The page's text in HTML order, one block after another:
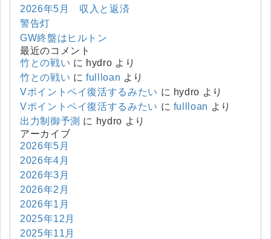
2026年5月 収入と返済
警告灯
GW終盤はヒルトン
最近のコメント
竹との戦い に hydro より
竹との戦い にfullloan より
Vポイントペイ復活するみたい に hydro より
Vポイントペイ復活するみたい に fullloan より
出力制御予測 に hydro より
アーカイブ
2026年5月
2026年4月
2026年3月
2026年2月
2026年1月
2025年12月
2025年11月